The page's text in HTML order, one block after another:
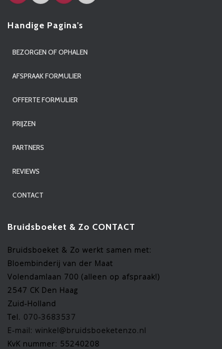
Handige Pagina’s
BEZORGEN OF OPHALEN
AFSPRAAK FORMULIER
OFFERTE FORMULIER
PRIJZEN
PARTNERS
REVIEWS
CONTACT
Bruidsboeket & Zo CONTACT
Bruidsboeket & Zo werkt samen met:
Bloembinderij van der Maat
Volendamlaan 700 (alleen op afspraak!)
2547 CK Den Haag
Zuid-Holland
Tel. 070-3683537
E-mail: winkel@bruidsboeketenzo.nl
KvK nummer: 55240208